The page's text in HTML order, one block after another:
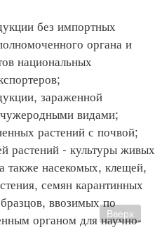
без импортных
органа и
национальных
зараженной
видами;
растений с почвой;
растений - культуры живых
также насекомых, клещей,
семян карантинных
ввозимых по
органом для научно-
Вверх